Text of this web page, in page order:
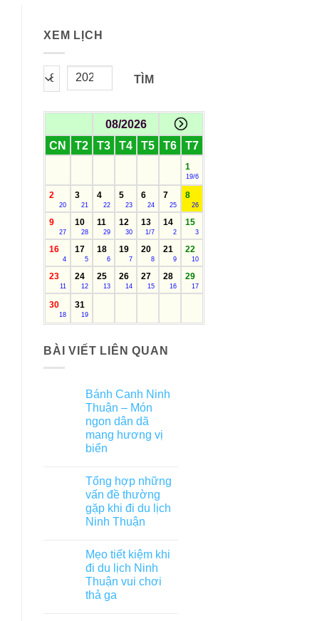
XEM LỊCH
TÌM
08/2026
CN
T2 T3 T4 T5 T6 T7
1
19/6
2
20
3
21
4
22
5
23
6
24
7
25
8
26
9
27
10
28
11
29
12
30
13
1/7
14
2
15
3
16
4
17
5
18
6
19
7
20
8
21
9
22
10
23
11
24
12
25
13
26
14
27
15
28
16
29
17
30
18
31
19
BÀI VIẾT LIÊN QUAN
Bánh Canh Ninh
Thuận – Món
ngon dân dã
mang hương vị
biển
Tổng hợp những
vấn đề thường
gặp khi đi du lịch
Ninh Thuận
Mẹo tiết kiệm khi
đi du lịch Ninh
Thuận vui chơi
thả ga